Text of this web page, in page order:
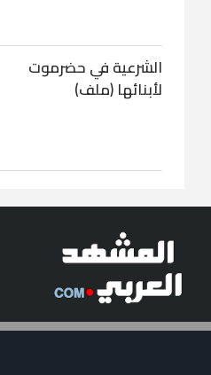
الشرعية في حضرموت
لأبنائها (ملف)